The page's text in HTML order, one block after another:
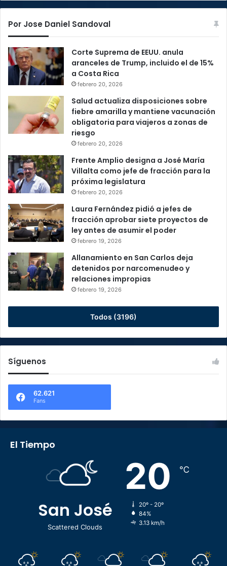
Por Jose Daniel Sandoval
Corte Suprema de EEUU. anula
aranceles de Trump, incluido el de 15%
a Costa Rica
febrero 20, 2026
Salud actualiza disposiciones sobre
fiebre amarilla y mantiene vacunación
obligatoria para viajeros a zonas de
riesgo
febrero 20, 2026
Frente Amplio designa a José María
Villalta como jefe de fracción para la
próxima legislatura
febrero 20, 2026
Laura Fernández pidió a jefes de
fracción aprobar siete proyectos de
ley antes de asumir el poder
febrero 19, 2026
Allanamiento en San Carlos deja
detenidos por narcomenudeo y
relaciones impropias
febrero 19, 2026
Todos (3196)
Síguenos
62.621
Fans
El Tiempo
San José
Scattered Clouds
20 ℃
20º - 20º
84%
3.13 km/h